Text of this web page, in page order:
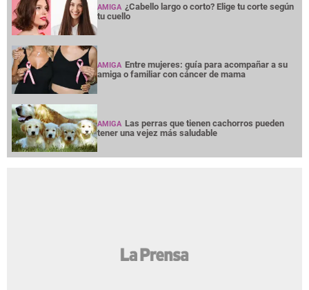
AMIGA ¿Cabello largo o corto? Elige tu corte según
tu cuello
AMIGA Entre mujeres: guía para acompañar a su
amiga o familiar con cáncer de mama
AMIGA Las perras que tienen cachorros pueden
tener una vejez más saludable